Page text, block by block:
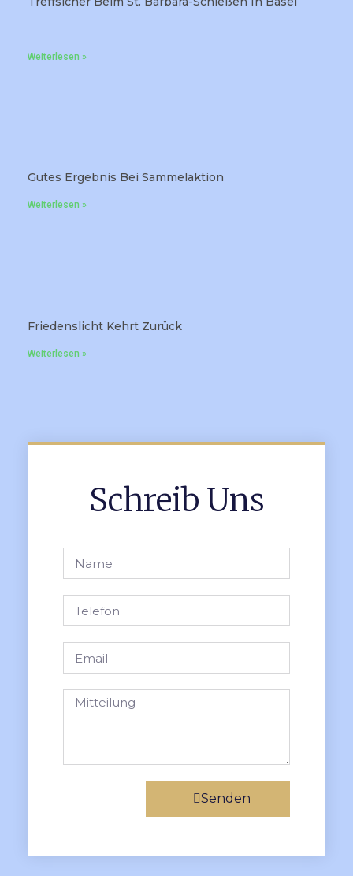
Weiterlesen »
Gutes Ergebnis Bei Sammelaktion
Weiterlesen »
Friedenslicht Kehrt Zurück
Weiterlesen »
Schreib Uns
Senden